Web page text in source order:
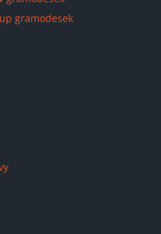
gramodesek